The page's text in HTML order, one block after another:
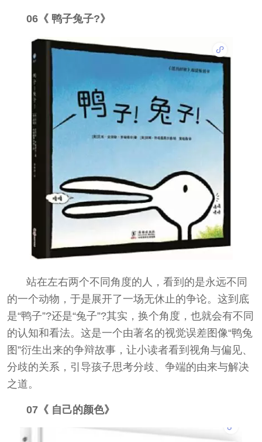
06《 鸭子兔子?》
站在左右两个不同角度的人，看到的是永远不同
的一个动物，于是展开了一场无休止的争论。这到底
是“鸭子”?还是“兔子”?其实，换个角度，也就会有不同
的认知和看法。这是一个由著名的视觉误差图像“鸭兔
图”衍生出来的争辩故事，让小读者看到视角与偏见、
分歧的关系，引导孩子思考分歧、争端的由来与解决
之道。
07《 自己的颜色》